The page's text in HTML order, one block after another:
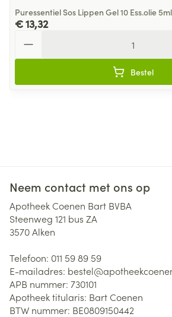
Puressentiel Sos Lippen Gel 10 Ess.olie 5ml
€ 13,32
Bestel
Neem contact met ons op
Apotheek Coenen Bart BVBA
Steenweg 121 bus ZA
3570Alken
Telefoon: 011 59 89 59
E-mailadres: bestel@
APB nummer: 730101
Apotheek titularis: Bart Coenen
BTW nummer: BE0809150442